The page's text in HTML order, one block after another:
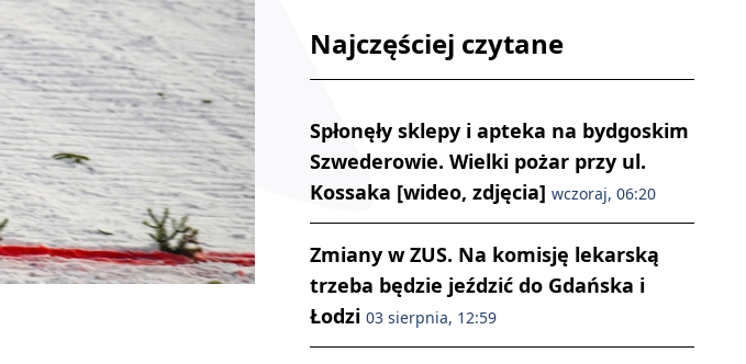
Najczęściej czytane
Spłonęły sklepy i apteka na bydgoskim
Szwederowie. Wielki pożar przy ul.
Kossaka [wideo, zdjęcia] wczoraj, 06:20
Zmiany w ZUS. Na komisję lekarską
trzeba będzie jeździć do Gdańska i
Łodzi 03 sierpnia, 12:59